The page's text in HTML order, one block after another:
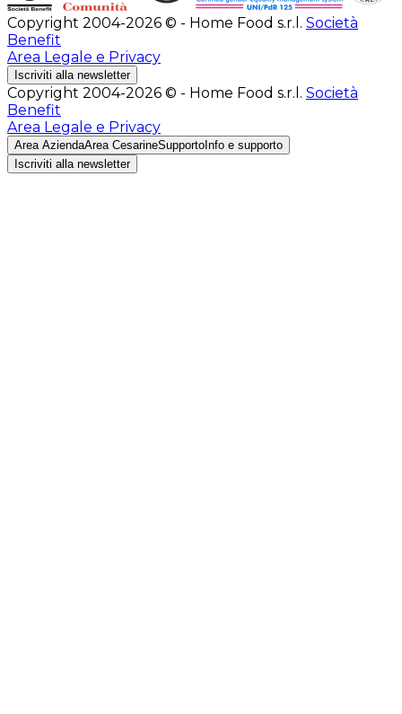
Copyright 2004-2026 © - Home Food s.r.l. Società
Benefit
Area Legale e Privacy
Iscriviti alla newsletter
Copyright 2004-2026 © - Home Food s.r.l. Società
Benefit
Area Legale e Privacy
Area AziendaArea CesarineSupporto Info e supporto
Iscriviti alla newsletter